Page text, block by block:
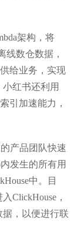
架构，将
线数仓数据，
给业务，实现
红书还利用
引加速能力，
产品团队快速
发生的所有用
中。目
ClickHouse，
，以便进行联